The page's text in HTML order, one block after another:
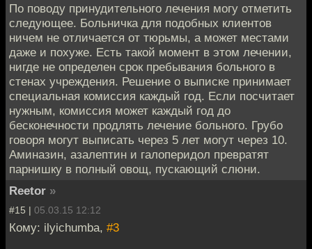
По поводу принудительного лечения могу отметить
следующее. Больничка для подобных клиентов
ничем не отличается от тюрьмы, а может местами
даже и похуже. Есть такой момент в этом лечении,
нигде не определен срок пребывания больного в
стенах учреждения. Решение о выписке принимает
специальная комиссия каждый год. Если посчитает
нужным, комиссия может каждый год до
бесконечности продлять лечение больного. Грубо
говоря могут выписать через 5 лет могут через 10.
Аминазин, азалептин и галоперидол превратят
парнишку в полный овощ, пускающий слюни.
Reetor »
#15 | 05.03.15 12:12
Кому: ilyichumba, #3